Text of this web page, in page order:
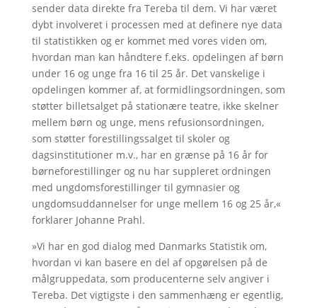
sender data direkte fra Tereba til dem. Vi har været
dybt involveret i processen med at definere nye data
til statistikken og er kommet med vores viden om,
hvordan man kan håndtere f.eks. opdelingen af børn
under 16 og unge fra 16 til 25 år. Det vanskelige i
opdelingen kommer af, at formidlingsordningen, som
støtter billetsalget på stationære teatre, ikke skelner
mellem børn og unge, mens refusionsordningen,
som støtter forestillingssalget til skoler og
dagsinstitutioner m.v., har en grænse på 16 år for
børneforestillinger og nu har suppleret ordningen
med ungdomsforestillinger til gymnasier og
ungdomsuddannelser for unge mellem 16 og 25 år,«
forklarer Johanne Prahl.
»Vi har en god dialog med Danmarks Statistik om,
hvordan vi kan basere en del af opgørelsen på de
målgruppedata, som producenterne selv angiver i
Tereba. Det vigtigste i den sammenhæng er egentlig,